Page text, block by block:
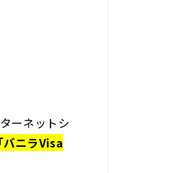
ーネットシ
「バニラVisa